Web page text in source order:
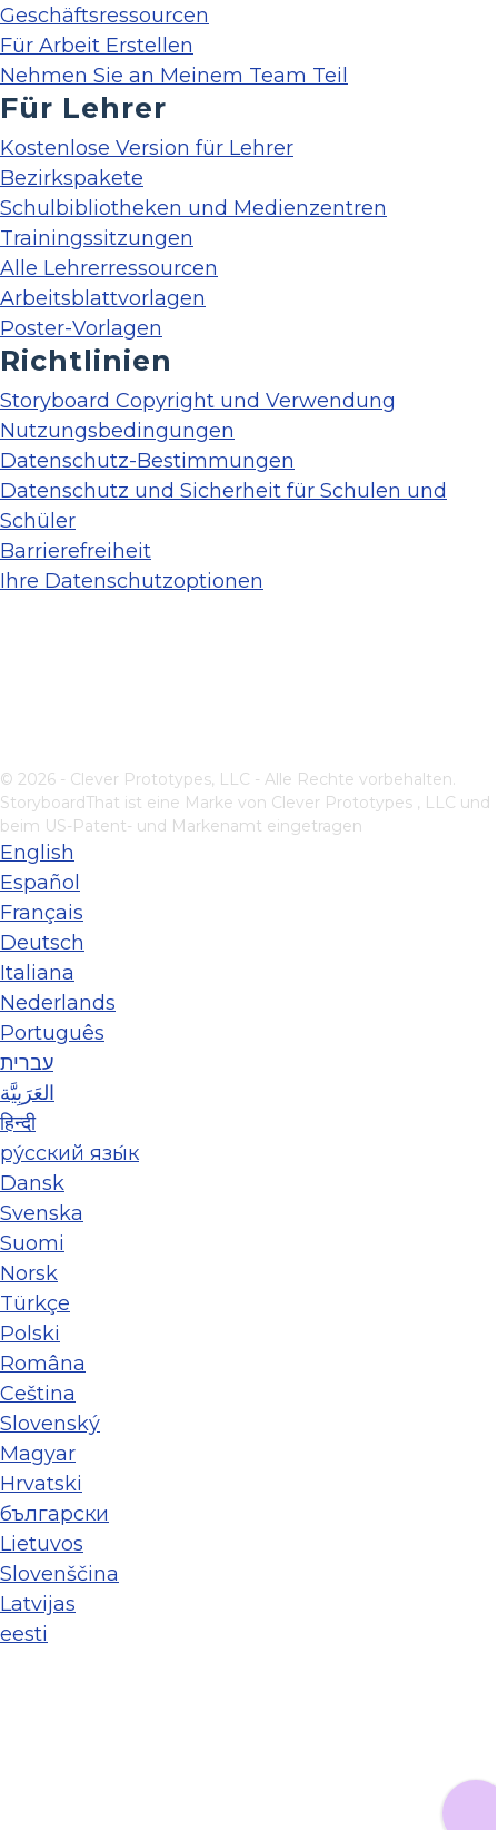
Geschäftsressourcen
Für Arbeit Erstellen
Nehmen Sie an Meinem Team Teil
Für Lehrer
Kostenlose Version für Lehrer
Bezirkspakete
Schulbibliotheken und Medienzentren
Trainingssitzungen
Alle Lehrerressourcen
Arbeitsblattvorlagen
Poster-Vorlagen
Richtlinien
Storyboard Copyright und Verwendung
Nutzungsbedingungen
Datenschutz-Bestimmungen
Datenschutz und Sicherheit für Schulen und
Schüler
Barrierefreiheit
Ihre Datenschutzoptionen
© 2026 - Clever Prototypes, LLC - Alle Rechte vorbehalten.
StoryboardThat ist eine Marke von Clever Prototypes , LLC und
beim US-Patent- und Markenamt eingetragen
English
Español
Français
Deutsch
Italiana
Nederlands
Português
עברית
العَرَبِيَّة
हिन्दी
ру́сский язы́к
Dansk
Svenska
Suomi
Norsk
Türkçe
Polski
Româna
Ceština
Slovenský
Magyar
Hrvatski
български
Lietuvos
Slovenščina
Latvijas
eesti